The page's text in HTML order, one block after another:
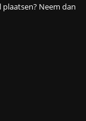
plaatsen? Neem dan